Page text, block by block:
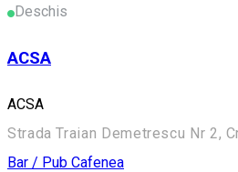
Deschis
ACSA
ACSA
Strada Traian Demetrescu Nr 2,
Bar / Pub Cafenea